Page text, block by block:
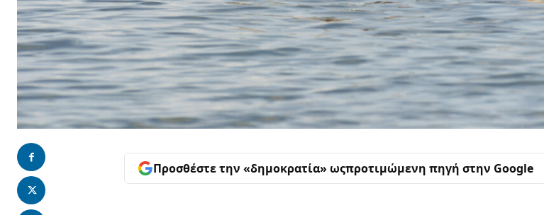
Προσθέστε την «δημοκρατία» ωςπροτιμώμενη πηγή στην Google